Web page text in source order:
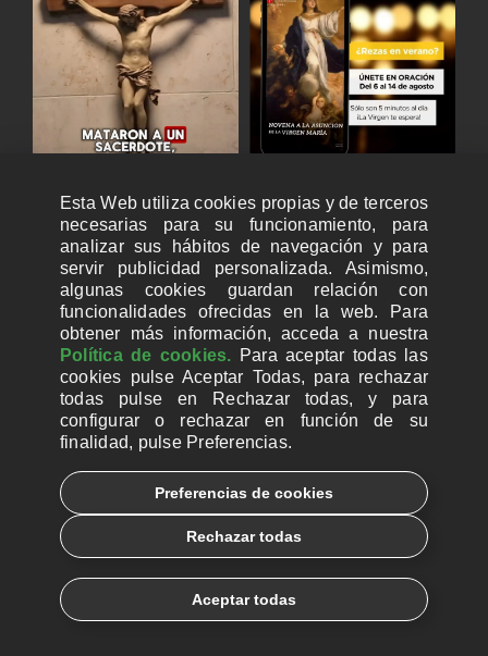
CUENTAS BANCARIAS PARA DONAR
Galego
Español
Esta Web utiliza cookies propias y de terceros
necesarias para su funcionamiento, para
analizar sus hábitos de navegación y para
servir publicidad personalizada. Asimismo,
algunas cookies guardan relación con
funcionalidades ofrecidas en la web. Para
obtener más información, acceda a nuestra
Política de cookies. Para aceptar todas las
cookies pulse Aceptar Todas, para rechazar
todas pulse en Rechazar todas, y para
configurar o rechazar en función de su
finalidad, pulse Preferencias.
Preferencias de cookies
Rechazar todas
Aceptar todas